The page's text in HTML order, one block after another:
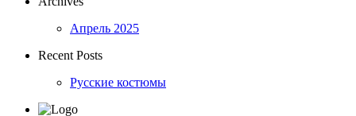
Апрель 2025
Recent Posts
Русские костюмы